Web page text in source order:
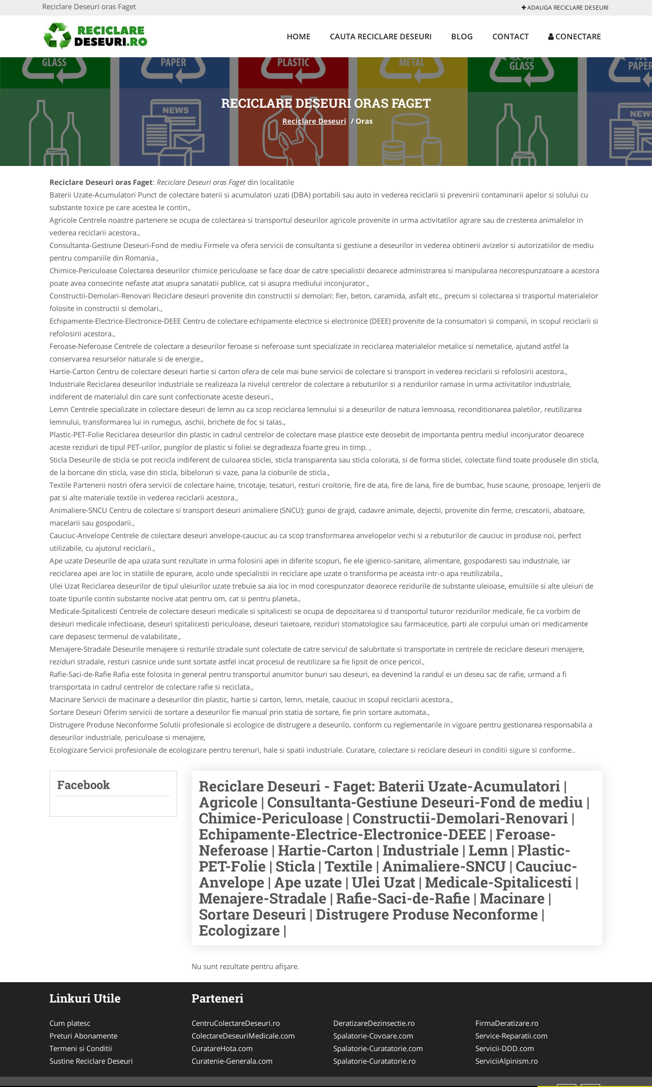
Reciclare Deseuri oras Faget ADAUGA RECICLARE DESEURI
HOME CAUTA RECICLARE DESEURI BLOG CONTACT CONECTARE
RECICLARE DESEURI ORAS FAGET
Reciclare Deseuri / Oras
Reciclare Deseuri oras Faget: Reciclare Deseuri oras Fagetdin localitatile
Baterii Uzate-Acumulatori Punct de colectare baterii si acumulatori uzati (DBA) portabili sau auto in vederea reciclarii si prevenirii contaminarii apelor si solului cu
substante toxice pe care acestea le contin.,
Agricole Centrele noastre partenere se ocupa de colectarea si transportul deseurilor agricole provenite in urma activitatilor agrare sau de cresterea animalelor in
vederea reciclarii acestora.,
Consultanta-Gestiune Deseuri-Fond de mediu Firmele va ofera servicii de consultanta si gestiune a deseurilor in vederea obtinerii avizelor si autorizatiilor de mediu
pentru companiile din Romania.,
Chimice-Periculoase Colectarea deseurilor chimice periculoase se face doar de catre specialistii deoarece administrarea si manipularea necorespunzatoare a acestora
poate avea consecinte nefaste atat asupra sanatatii publice, cat si asupra mediului inconjurator.,
Constructii-Demolari-Renovari Reciclare deseuri provenite din constructii si demolari: fier, beton, caramida, asfalt etc., precum si colectarea si trasportul materialelor
folosite in constructii si demolari.,
Echipamente-Electrice-Electronice-DEEE Centru de colectare echipamente electrice si electronice (DEEE) provenite de la consumatori si companii, in scopul reciclarii si
refolosirii acestora.,
Feroase-Neferoase Centrele de colectare a deseurilor feroase si neferoase sunt specializate in reciclarea materialelor metalice si nemetalice, ajutand astfel la
conservarea resurselor naturale si de energie.,
Hartie-Carton Centru de colectare deseuri hartie si carton ofera de cele mai bune servicii de colectare si transport in vederea reciclarii si refolosirii acestora.,
Industriale Reciclarea deseurilor industriale se realizeaza la nivelul centrelor de colectare a rebuturilor si a rezidurilor ramase in urma activitatilor industriale,
indiferent de materialul din care sunt confectionate aceste deseuri.,
Lemn Centrele specializate in colectare deseuri de lemn au ca scop reciclarea lemnului si a deseurilor de natura lemnoasa, reconditionarea paletilor, reutilizarea
lemnului, transformarea lui in rumegus, aschii, brichete de foc si talas.,
Plastic-PET-Folie Reciclarea deseurilor din plastic in cadrul centrelor de colectare mase plastice este deosebit de importanta pentru mediul inconjurator deoarece
aceste reziduri de tipul PET-urilor, pungilor de plastic si foliei se degradeaza foarte greu in timp. ,
Sticla Deseurile de sticla se pot recicla indiferent de culoarea sticlei, sticla transparenta sau sticla colorata, si de forma sticlei, colectate fiind toate produsele din sticla,
de la borcane din sticla, vase din sticla, bibeloruri si vaze, pana la cioburile de sticla.,
Textile Partenerii nostri ofera servicii de colectare haine, tricotaje, tesaturi, resturi croitorie, fire de ata, fire de lana, fire de bumbac, huse scaune, prosoape, lenjerii de
pat si alte materiale textile in vederea reciclarii acestora.,
Animaliere-SNCU Centru de colectare si transport deseuri animaliere (SNCU): gunoi de grajd, cadavre animale, dejectii, provenite din ferme, crescatorii, abatoare,
macelarii sau gospodarii.,
Cauciuc-Anvelope Centrele de colectare deseuri anvelope-cauciuc au ca scop transformarea anvelopelor vechi si a rebuturilor de cauciuc in produse noi, perfect
utilizabile, cu ajutorul reciclarii.,
Ape uzate Deseurile de apa uzata sunt rezultate in urma folosirii apei in diferite scopuri, fie ele igienico-sanitare, alimentare, gospodaresti sau industriale, iar
reciclarea apei are loc in statiile de epurare, acolo unde specialistii in reciclare ape uzate o transforma pe aceasta intr-o apa reutilizabila.,
Ulei Uzat Reciclarea deseurilor de tipul uleiurilor uzate trebuie sa aia loc in mod corespunzator deaorece rezidurile de substante uleioase, emulsiile si alte uleiuri de
toate tipurile contin substante nocive atat pentru om, cat si pentru planeta.,
Medicale-Spitalicesti Centrele de colectare deseuri medicale si spitalicesti se ocupa de depozitarea si d transportul tuturor rezidurilor medicale, fie ca vorbim de
deseuri medicale infectioase, deseuri spitalicesti periculoase, deseuri taietoare, reziduri stomatologice sau farmaceutice, parti ale corpului uman ori medicamente
care depasesc termenul de valabilitate.,
Menajere-Stradale Deseurile menajere si resturile stradale sunt colectate de catre servicul de salubritate si transportate in centrele de reciclare deseuri menajere,
reziduri stradale, resturi casnice unde sunt sortate astfel incat procesul de reutilizare sa fie lipsit de orice pericol.,
Rafie-Saci-de-Rafie Rafia este folosita in general pentru transportul anumitor bunuri sau deseuri, ea devenind la randul ei un deseu sac de rafie, urmand a fi
transportata in cadrul centrelor de colectare rafie si reciclata.,
Macinare Servicii de macinare a deseurilor din plastic, hartie si carton, lemn, metale, cauciuc in scopul reciclarii acestora.,
Sortare Deseuri Oferim servicii de sortare a deseurilor fie manual prin statia de sortare, fie prin sortare automata.,
Distrugere Produse Neconforme Solutii profesionale si ecologice de distrugere a deseurilo, conform cu reglementarile in vigoare pentru gestionarea responsabila a
deseurilor industriale, periculoase si menajere,
Ecologizare Servicii profesionale de ecologizare pentru terenuri, hale si spatii industriale. Curatare, colectare si reciclare deseuri in conditii sigure si conforme..
Facebook
Reciclare Deseuri - Faget: Baterii Uzate-Acumulatori |
Agricole | Consultanta-Gestiune Deseuri-Fond de mediu |
Chimice-Periculoase | Constructii-Demolari-Renovari |
Echipamente-Electrice-Electronice-DEEE | Feroase-
Neferoase | Hartie-Carton | Industriale | Lemn | Plastic-
PET-Folie | Sticla | Textile | Animaliere-SNCU | Cauciuc-
Anvelope | Ape uzate | Ulei Uzat | Medicale-Spitalicesti |
Menajere-Stradale | Rafie-Saci-de-Rafie | Macinare |
Sortare Deseuri | Distrugere Produse Neconforme |
Ecologizare |
Nu sunt rezultate pentru afişare.
Linkuri Utile
Cum platesc
Preturi Abonamente
Termeni si Conditii
Sustine Reciclare Deseuri
Parteneri
CentruColectareDeseuri.ro
ColectareDeseuriMedicale.com
CuratareHota.com
Curatenie-Generala.com
DeratizareDezinsectie.ro
Spalatorie-Covoare.com
Spalatorie-Curatatorie.com
Spalatorie-Curatatorie.ro
FirmaDeratizare.ro
Service-Reparatii.com
Servicii-DDD.com
ServiciiAlpinism.ro